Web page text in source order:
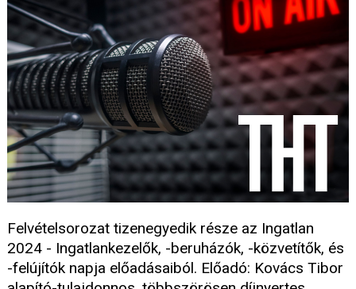
Felvételsorozat tizenegyedik része az Ingatlan
2024 - Ingatlankezelők, -beruházók, -közvetítők, és
-felújítók napja előadásaiból. Előadó: Kovács Tibor